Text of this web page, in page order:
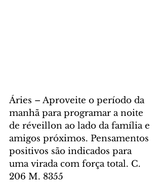
Áries – Aproveite o período da
manhã para programar a noite
de réveillon ao lado da família e
amigos próximos. Pensamentos
positivos são indicados para
uma virada com força total. C.
206 M. 8355